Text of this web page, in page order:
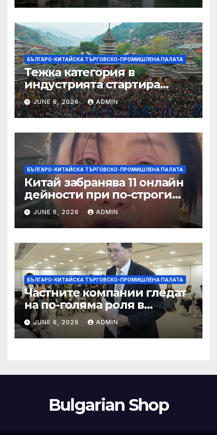
БЪЛГАРО-КИТАЙСКА ТЪРГОВСКО-ПРОМИШЛЕНА ПАЛАТА
Тежка категория в
индустрията стартира
алианс за космическа
слънчева енергия
JUNE 6, 2026 ADMIN
БЪЛГАРО-КИТАЙСКА ТЪРГОВСКО-ПРОМИШЛЕНА ПАЛАТА
Китай забранява 11 онлайн
дейности при по-строги
правила за ограничаване на
слуховете и
кибернасилниците
JUNE 6, 2026 ADMIN
БЪЛГАРО-КИТАЙСКА ТЪРГОВСКО-ПРОМИШЛЕНА ПАЛАТА
Частните компании гледат
на по-голяма роля в
стратегическата
енергетика
JUNE 6, 2026 ADMIN
Bulgarian Shop